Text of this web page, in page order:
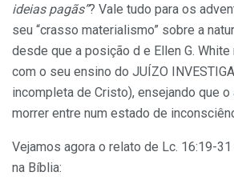
ideias pagãs”? Vale tudo para os
seu “crasso materialismo” sobre a
desde que a posição d e Ellen G. White
com o seu ensino do JUÍZO
incompleta de Cristo), ensejando que
morrer entre num estado de
Vejamos agora o relato de Lc. 16:19-
na Bíblia: